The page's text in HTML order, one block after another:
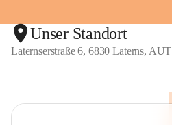
Unser Standort
Laternserstraße 6, 6830 Laterns, AUT